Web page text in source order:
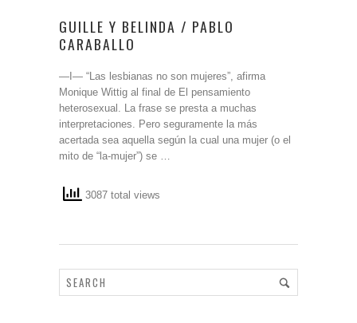
GUILLE Y BELINDA / PABLO
CARABALLO
―I― “Las lesbianas no son mujeres”, afirma
Monique Wittig al final de El pensamiento
heterosexual. La frase se presta a muchas
interpretaciones. Pero seguramente la más
acertada sea aquella según la cual una mujer (o el
mito de “la-mujer”) se …
3087 total views